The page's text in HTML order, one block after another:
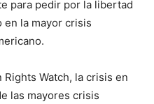
para pedir por la libertad
en la mayor crisis
Watch, la crisis en
las mayores crisis